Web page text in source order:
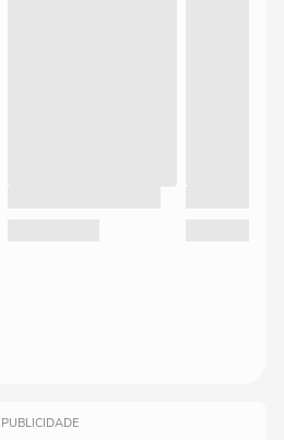
PUBLICIDADE